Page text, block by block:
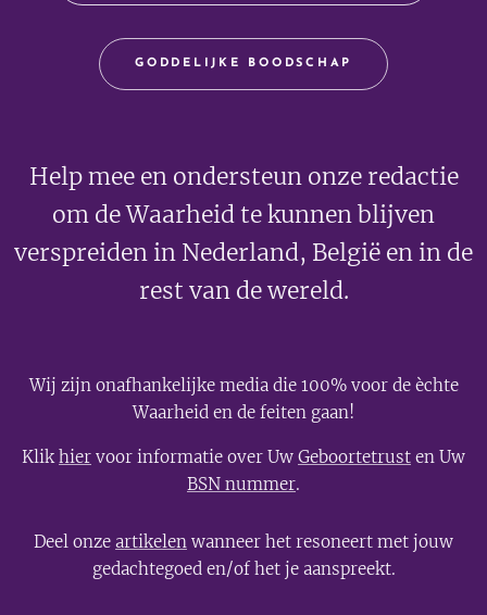
GODDELIJKE BOODSCHAP
Help mee en ondersteun onze redactie
om de Waarheid te kunnen blijven
verspreiden in Nederland, België en in de
rest van de wereld.
Wij zijn onafhankelijke media die 100% voor de èchte
Waarheid en de feiten gaan!
Klikhier voor informatie over Uw Geboortetrust en Uw
BSN nummer.
Deel onze artikelen wanneer het resoneert met jouw
gedachtegoed en/of het je aanspreekt.